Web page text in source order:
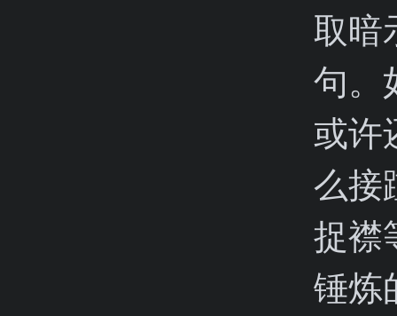
取暗
句。
或许
么接
捉襟
锤炼